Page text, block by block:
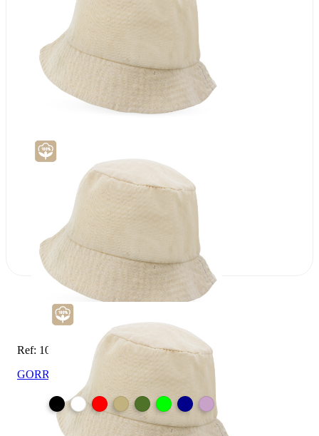
Ref: 10223-CR
GORRO PESCADOR "MARLY"